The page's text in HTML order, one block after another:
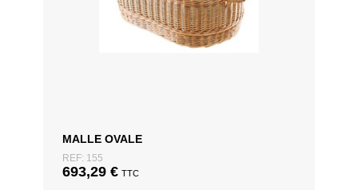
MALLE OVALE
REF: 155
693,29 € TTC